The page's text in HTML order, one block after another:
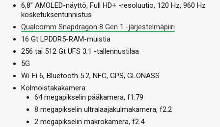
6,8” AMOLED-näyttö, Full HD+ -resoluutio, 120 Hz, 960 Hz
kosketuksentunnistus
Qualcomm Snapdragon 8 Gen 1 -järjestelmäpiiri
16 Gt LPDDR5-RAM-muistia
256 tai 512 Gt UFS 3.1 -tallennustilaa
5G
Wi-Fi 6, Bluetooth 5.2, NFC, GPS, GLONASS
Kolmoistakakamera:
64 megapikselin pääkamera, f1.79
8 megapikselin ultralaajakulmakamera, f2.2
2 megapikselin makrokamera, f2.4